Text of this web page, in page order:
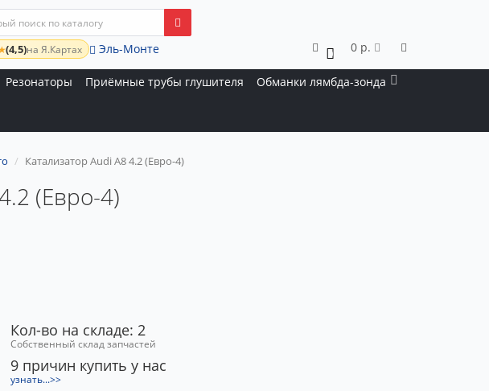
(4,5)на Я.Картах Эль-Монте 0 0 р.
Резонаторы Приёмные трубы глушителя Обманки лямбда-зонда
Катализатор Audi A8 4.2 (Евро-4)
(Евро-4)
Кол-во на складе: 2
Собственный склад запчастей
9 причин купить у нас
узнать...>>